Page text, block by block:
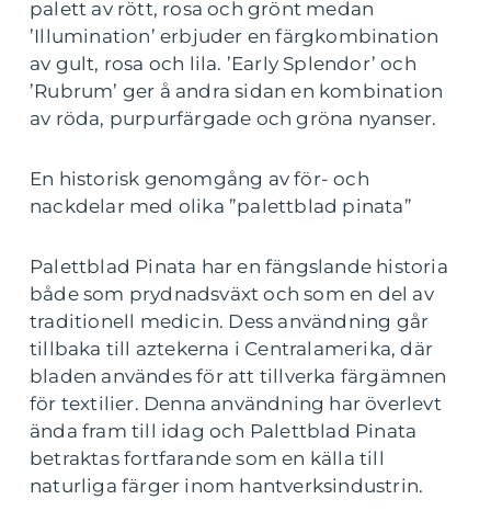
palett av rött, rosa och grönt medan
’Illumination’ erbjuder en färgkombination
av gult, rosa och lila. ’Early Splendor’ och
’Rubrum’ ger å andra sidan en kombination
av röda, purpurfärgade och gröna nyanser.
En historisk genomgång av för- och
nackdelar med olika ”palettblad pinata”
Palettblad Pinata har en fängslande historia
både som prydnadsväxt och som en del av
traditionell medicin. Dess användning går
tillbaka till aztekerna i Centralamerika, där
bladen användes för att tillverka färgämnen
för textilier. Denna användning har överlevt
ända fram till idag och Palettblad Pinata
betraktas fortfarande som en källa till
naturliga färger inom hantverksindustrin.